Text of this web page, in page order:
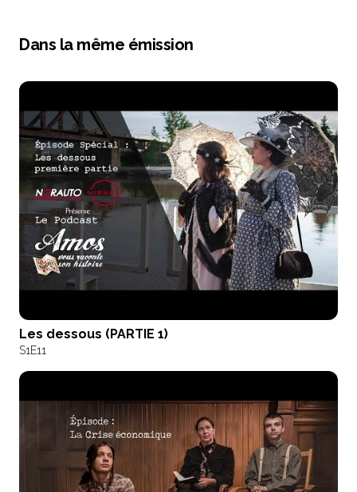
Dans la même émission
Les dessous (PARTIE 1)
S1E11